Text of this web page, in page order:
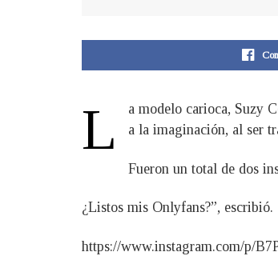
L
a modelo carioca, Suzy
a la imaginación, al ser
Fueron un total de dos
¿Listos mis Onlyfans?”, escribió.
https://www.instagram.com/p/